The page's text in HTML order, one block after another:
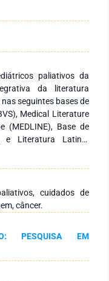
paliativos da
da literatura
seguintes bases de
Medical Literature
(MEDLINE), Base de
e Literatura Latino-
da Saúde (LILACS).
dessa pesquisa.
caracterizar os
sendo elas,
as famílias.
da enfermagem,
uma abordagem
cuidado integral que
e espirituais.
cuidados de
câncer.
PESQUISA EM